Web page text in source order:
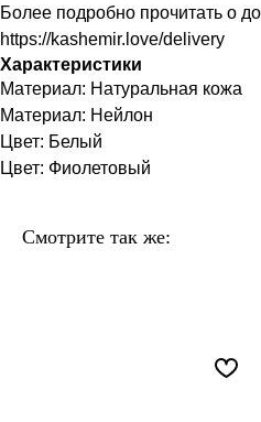
Более подробно прочитать о
https://kashemir.love/delivery
Характеристики
Материал: Натуральная кожа
Материал: Нейлон
Цвет: Белый
Цвет: Фиолетовый
Смотрите так же: